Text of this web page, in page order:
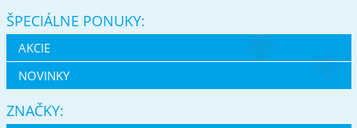
ŠPECIÁLNE PONUKY:
AKCIE
NOVINKY
ZNAČKY: